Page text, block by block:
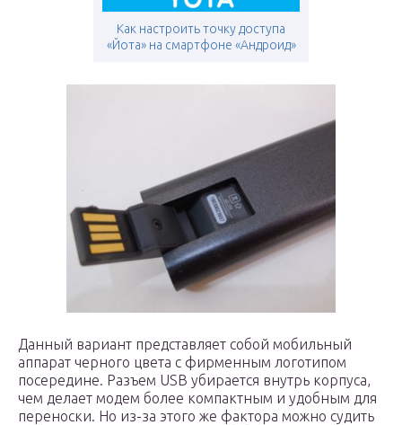
Как настроить точку доступа
«Йота» на смартфоне «Андроид»
Данный вариант представляет собой мобильный
аппарат черного цвета с фирменным логотипом
посередине. Разъем USB убирается внутрь корпуса,
чем делает модем более компактным и удобным для
переноски. Но из-за этого же фактора можно судить